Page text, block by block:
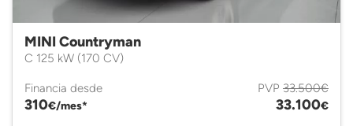
MINI Countryman
C 125 kW (170 CV)
Financia desde
310€/mes*
PVP 33.500€
33.100€